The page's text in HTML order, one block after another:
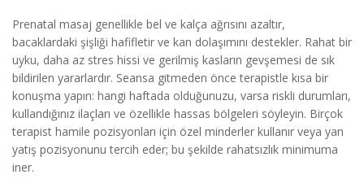
Prenatal masaj genellikle bel ve kalça ağrısını azaltır,
bacaklardaki şişliği hafifletir ve kan dolaşımını destekler. Rahat bir
uyku, daha az stres hissi ve gerilmiş kasların gevşemesi de sık
bildirilen yararlardır. Seansa gitmeden önce terapistle kısa bir
konuşma yapın: hangi haftada olduğunuzu, varsa riskli durumları,
kullandığınız ilaçları ve özellikle hassas bölgeleri söyleyin. Birçok
terapist hamile pozisyonları için özel minderler kullanır veya yan
yatış pozisyonunu tercih eder; bu şekilde rahatsızlık minimuma
iner.